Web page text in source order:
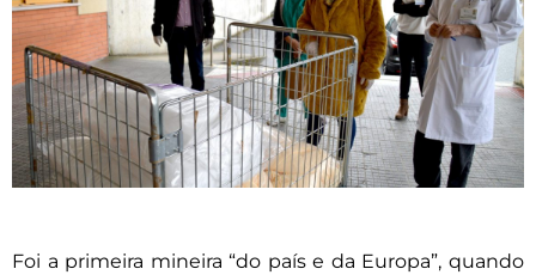
Foi a primeira mineira “do país e da Europa”, quando